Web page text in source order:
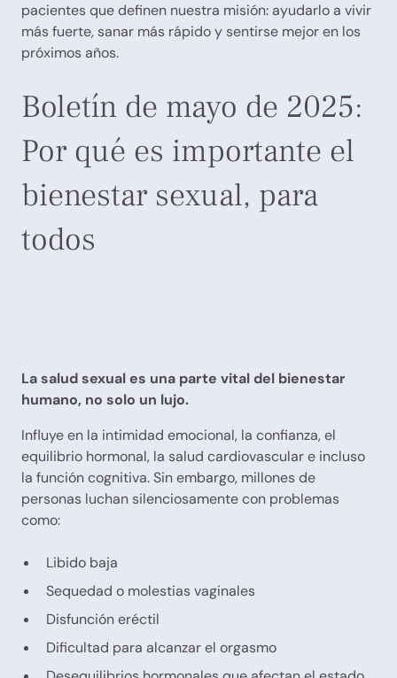
pacientes que definen nuestra misión: ayudarlo a vivir
más fuerte, sanar más rápido y sentirse mejor en los
próximos años.
Boletín de mayo de 2025:
Por qué es importante el
bienestar sexual, para
todos
La salud sexual es una parte vital del bienestar
humano, no solo un lujo.
Influye en la intimidad emocional, la confianza, el
equilibrio hormonal, la salud cardiovascular e incluso
la función cognitiva. Sin embargo, millones de
personas luchan silenciosamente con problemas
como:
Libido baja
Sequedad o molestias vaginales
Disfunción eréctil
Dificultad para alcanzar el orgasmo